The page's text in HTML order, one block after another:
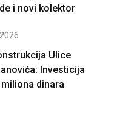
i novi kolektor
Ulice
Investicija
dinara